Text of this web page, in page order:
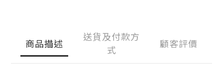
商品描述
送貨及付款方
式
顧客評價